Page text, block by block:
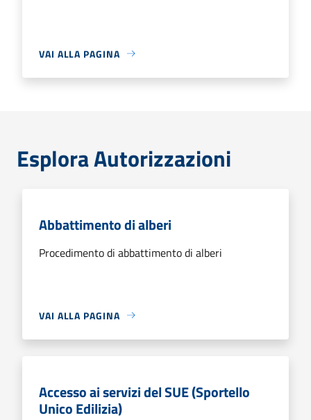
VAI ALLA PAGINA
Esplora Autorizzazioni
Abbattimento di alberi
Procedimento di abbattimento di alberi
VAI ALLA PAGINA
Accesso ai servizi del SUE (Sportello
Unico Edilizia)